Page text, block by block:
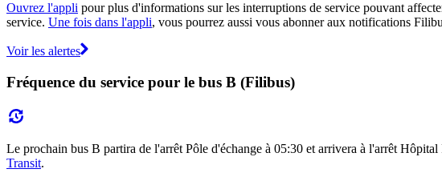
Ouvrez l'appli pour plus d'informations sur les interruptions de service pouvant
service. Une fois dans l'appli, vous pourrez aussi vous abonner aux notifications
Voir les alertes
Fréquence du service pour le bus B (Filibus)
Le prochain bus B partira de l'arrêt Pôle d'échange à 05:30 et arrivera à l'arrêt
Transit.